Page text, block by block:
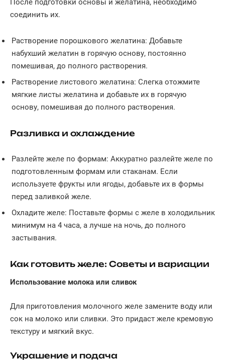
После подготовки основы и желатина, необходимо
соединить их.
Растворение порошкового желатина: Добавьте
набухший желатин в горячую основу, постоянно
помешивая, до полного растворения.
Растворение листового желатина: Слегка отожмите
мягкие листы желатина и добавьте их в горячую
основу, помешивая до полного растворения.
Разливка и охлаждение
Разлейте желе по формам: Аккуратно разлейте желе по
подготовленным формам или стаканам. Если
используете фрукты или ягоды, добавьте их в формы
перед заливкой желе.
Охладите желе: Поставьте формы с желе в холодильник
минимум на 4 часа, а лучше на ночь, до полного
застывания.
Как готовить желе: Советы и вариации
Использование молока или сливок
Для приготовления молочного желе замените воду или
сок на молоко или сливки. Это придаст желе кремовую
текстуру и мягкий вкус.
Украшение и подача